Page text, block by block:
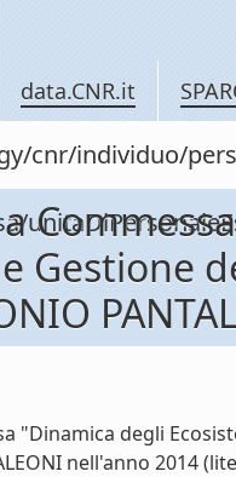
data.CNR.it
cnr/individuo/
Gestione
"Dinamica degli
nell'anno 2014